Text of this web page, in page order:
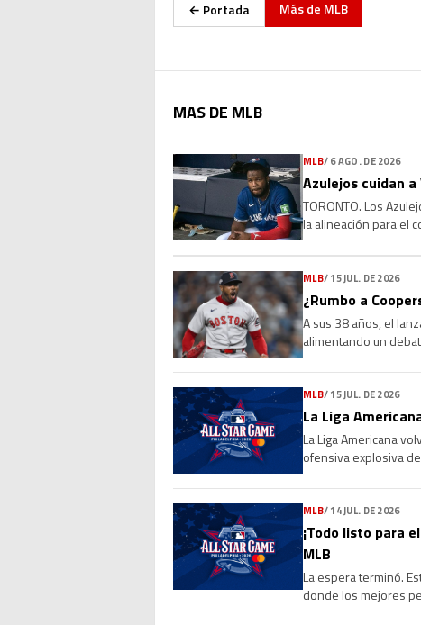
← Portada Más de MLB
MAS DE MLB
MLB/6 AGO. DE 2026
Azulejos cuidan
TORONTO. Los
la alineación para el
MLB/15 JUL. DE 2026
¿Rumbo a
A sus 38 años, el
alimentando un
MLB/15 JUL. DE 2026
La Liga
La Liga Americana
ofensiva explosiva
MLB/14 JUL. DE 2026
¡Todo listo para
MLB
La espera terminó.
donde los mejores